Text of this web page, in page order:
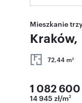
Mieszkanie
Kraków,
72,44 m2
1 082 600
14 945 zł/m2